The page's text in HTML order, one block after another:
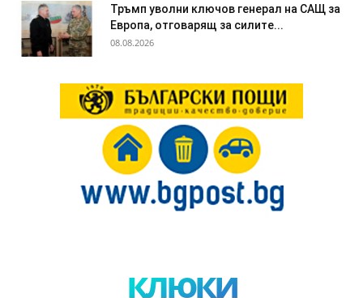
Тръмп уволни ключов генерал на САЩ за
Европа, отговарящ за силите...
08.08.2026
клюки